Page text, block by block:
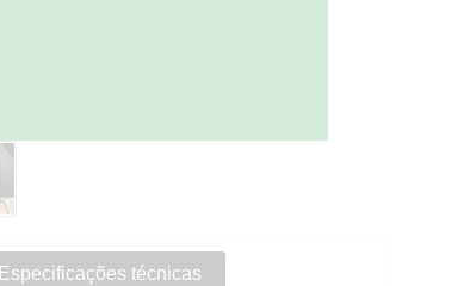
Especificações técnicas